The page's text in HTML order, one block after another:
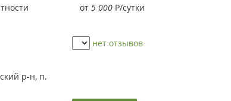
от 5 000 Р/сутки
р-н, п.
нет отзывов